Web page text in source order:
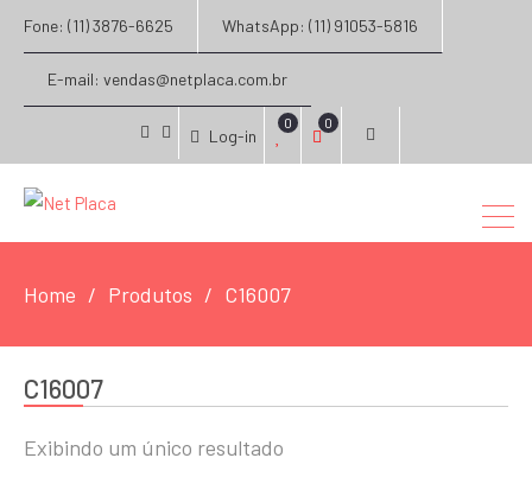
Fone: (11) 3876-6625 WhatsApp: (11) 91053-5816
E-mail: vendas@netplaca.com.br
facebook
instagram
Log-in
0 0
Home Produtos C16007
C16007
Exibindo um único resultado